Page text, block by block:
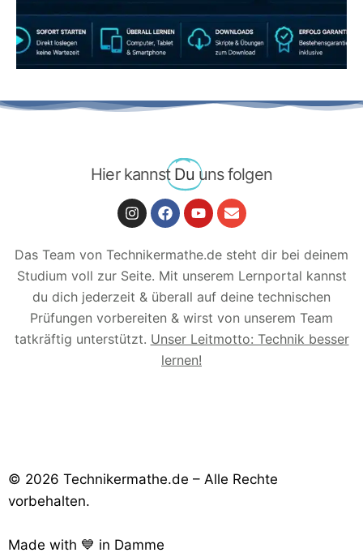
LERNEN
Hier kannst Du uns folgen
Das Team von Technikermathe.de steht dir bei deinem
Studium voll zur Seite. Mit unserem Lernportal kannst
du dich jederzeit & überall auf deine technischen
Prüfungen vorbereiten & wirst von unserem Team
tatkräftig unterstützt. Unser Leitmotto: Technik besser
lernen!
© 2026 Technikermathe.de – Alle Rechte
vorbehalten.
Made with 💙 in Damme